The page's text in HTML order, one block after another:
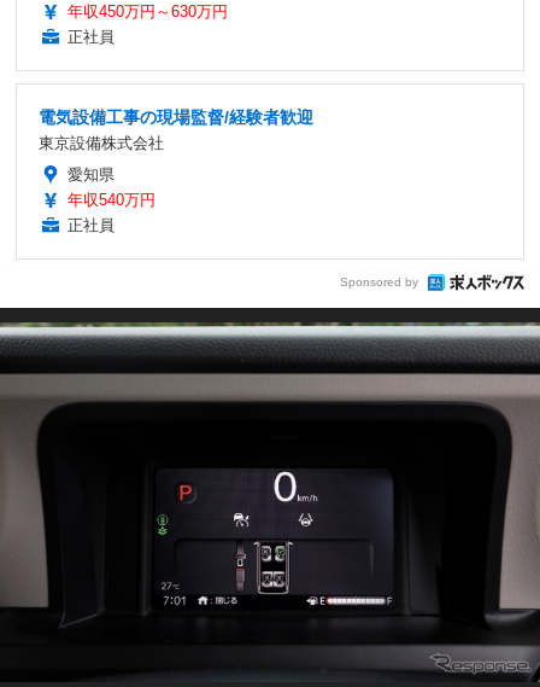
年収450万円～630万円
正社員
電気設備工事の現場監督/経験者歓迎
東京設備株式会社
愛知県
年収540万円
正社員
Sponsored by